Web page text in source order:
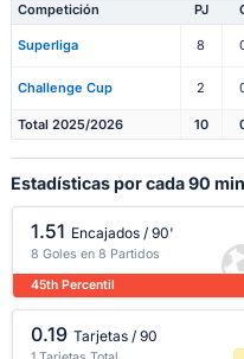
Competición PJ
Superliga 8
Challenge Cup 2
Total 2025/2026 10
Estadísticas por cada 90
1.51 Encajados / 90'
8 Goles en 8 Partidos
45th Percentil
0.19 Tarjetas / 90